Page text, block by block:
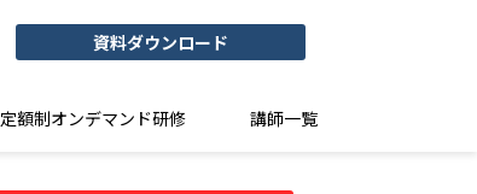
資料ダウンロード
定額制オンデマンド研修 講師一覧